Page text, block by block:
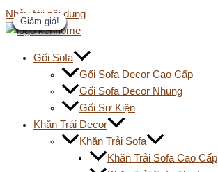
Nhảy tới nội dung
Gối Sofa
Gối Sofa Decor Cao Cấp
Gối Sofa Decor Nhung
Gối Sự Kiện
Khăn Trải Decor
Khăn Trải Sofa
Khăn Trải Sofa Cao Cấp
Giảm giá!
Giảm giá!
Giảm giá!
Giảm giá!
Giảm giá!
Giảm giá!
Giảm giá!
Giảm giá!
Giảm giá!
Giảm giá!
Giảm giá!